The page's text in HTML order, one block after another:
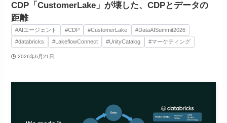
CDP「CustomerLake」が壊した、CDPとデータの
距離
#AIエージェント #CDP #CustomerLake
#DataAISummit2026
#databricks
#LakeflowConnect #UnityCatalog #マーケティング
2026年6月21日